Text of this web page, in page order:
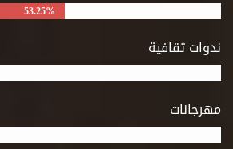
53.25%
ندوات ثقافية
مهرجانات